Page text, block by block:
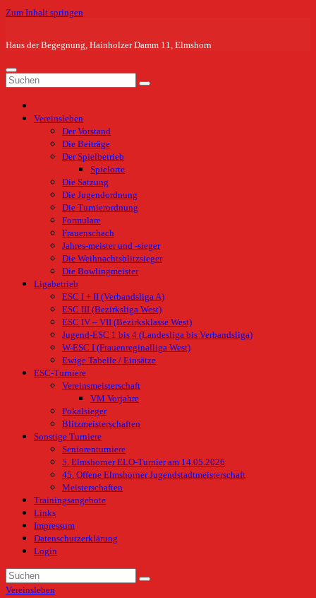
Zum Inhalt springen
Haus der Begegnung, Hainholzer Damm 11, Elmshorn
Vereinsleben
Der Vorstand
Die Beiträge
Der Spielbetrieb
Spielorte
Die Satzung
Die Jugendordnung
Die Turnierordnung
Formulare
Frauenschach
Jahres-meister und -sieger
Die Weihnachtsblitzsieger
Die Bowlingmeister
Ligabetrieb
ESC I + II (Verbandsliga A)
ESC III (Bezirksliga West)
ESC IV – VII (Bezirksklasse West)
Jugend-ESC 1 bis 4 (Landesliga bis Verbandsliga)
W-ESC I (Frauenreginalliga West)
Ewige Tabelle / Einsätze
ESC-Turniere
Vereinsmeisterschaft
VM Vorjahre
Pokalsieger
Blitzmeisterschaften
Sonstige Turniere
Seniorenturniere
5. Elmshorner ELO-Turnier am 14.05.2026
45. Offene Elmshorner Jugendstadtmeisterschaft
Meisterschaften
Trainingsangebote
Links
Impressum
Datenschutzerklärung
Login
Vereinsleben